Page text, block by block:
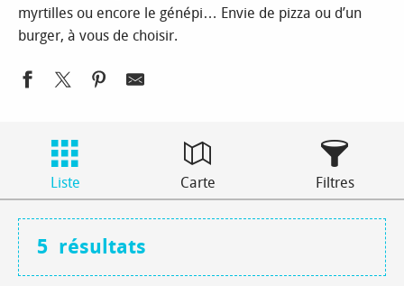
myrtilles ou encore le génépi… Envie de pizza ou d’un
burger, à vous de choisir.
Liste Carte Filtres
5 résultats